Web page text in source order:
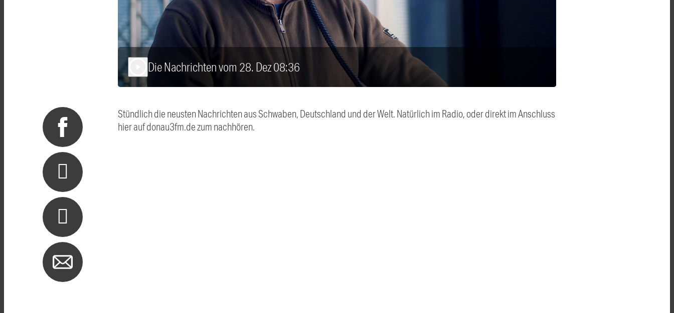
Die Nachrichten vom 28. Dez 08:36
Stündlich die neusten Nachrichten aus Schwaben, Deutschland und der Welt. Natürlich im Radio, oder direkt im Anschluss
hier auf donau3fm.de zum nachhören.